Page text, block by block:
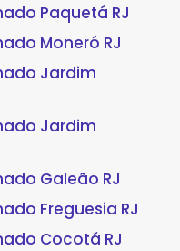
Paquetá RJ
Moneró RJ
Jardim
Jardim
Galeão RJ
Freguesia RJ
Cocotá RJ